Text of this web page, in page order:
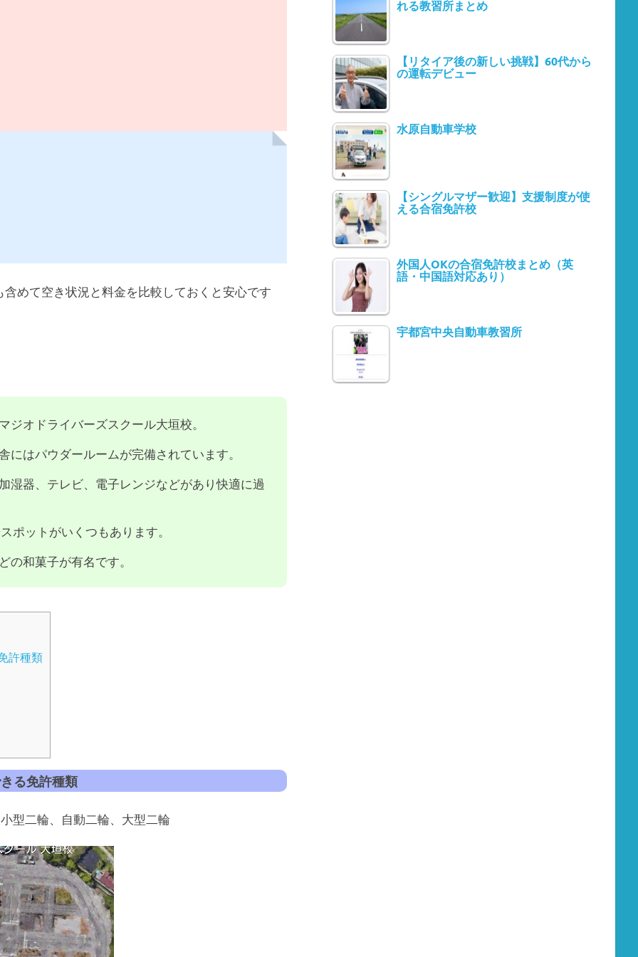
めて空き状況と料金を比較しておくと安心です
オドライバーズスクール大垣校。
はパウダールームが完備されています。
湿器、テレビ、電子レンジなどがあり快適に過
ポットがいくつもあります。
の和菓子が有名です。
許種類
る免許種類
型二輪、自動二輪、大型二輪
れる教習所まとめ
【リタイア後の新しい挑戦】60代から
の運転デビュー
水原自動車学校
【シングルマザー歓迎】支援制度が使
える合宿免許校
外国人OKの合宿免許校まとめ（英
語・中国語対応あり）
宇都宮中央自動車教習所